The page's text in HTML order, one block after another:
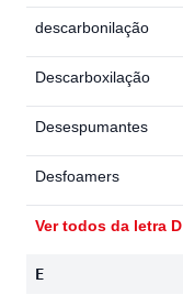
descarbonilação
Descarboxilação
Desespumantes
Desfoamers
Ver todos da letra D
E